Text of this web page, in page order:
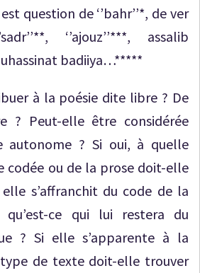
question de ‘’bahr’’*, de ver
‘’ajouz’’***, assalib
badiiya…*****
à la poésie dite libre ? De
? Peut-elle être considérée
autonome ? Si oui, à quelle
codée ou de la prose doit-elle
elle s’affranchit du code de la
qu’est-ce qui lui restera du
? Si elle s’apparente à la
de texte doit-elle trouver